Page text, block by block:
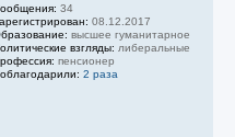
34
08.12.2017
высшее гуманитарное
взгляды: либеральные
пенсионер
2 раза